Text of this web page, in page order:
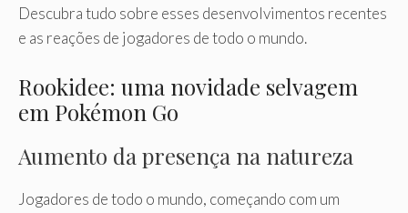
Descubra tudo sobre esses desenvolvimentos recentes
e as reações de jogadores de todo o mundo.
Rookidee: uma novidade selvagem
em Pokémon Go
Aumento da presença na natureza
Jogadores de todo o mundo, começando com um